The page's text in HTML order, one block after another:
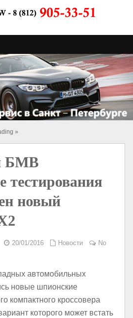
»
БМВ
тестирования
новый
20/01/2016 Новости
No
автомобильных
новые шпионские
компактного кроссовера
которого может встать